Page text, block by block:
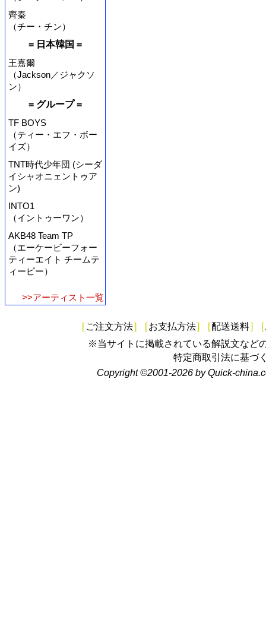
齊秦
（チー・チン）
= 日本韓国 =
王嘉爾
（Jackson／ジャクソ
ン）
= グループ =
TF BOYS
（ティー・エフ・ボー
イズ）
TNT時代少年団 (シーダ
イシャオニェントゥア
ン)
INTO1
（イントゥーワン）
AKB48 Team TP
（エーケービーフォー
ティーエイト チームテ
ィーピー）
>>アーティスト一覧
[ ご注文方法] [お支払方法] [配送送料] [
※当サイトに掲載されている解説文など
特定商取引法に基づ
Copyright ©2001-2026 by Quick-